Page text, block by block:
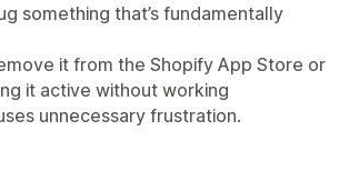
something that’s fundamentally
it from the Shopify App Store or
it active without working
unnecessary frustration.